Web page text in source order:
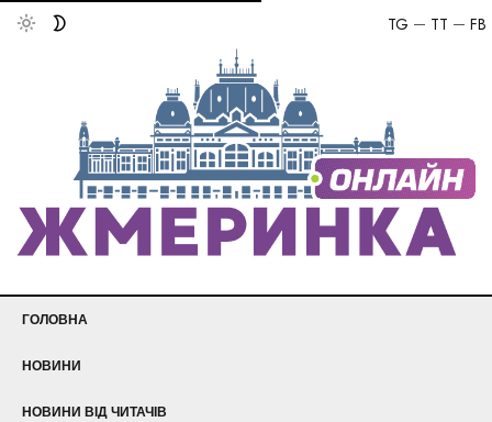
FB
TT
TG
ГОЛОВНА
НОВИНИ
НОВИНИ ВІД ЧИТАЧІВ